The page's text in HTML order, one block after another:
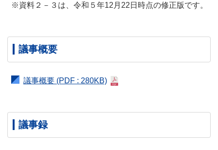
※資料２－３は、令和５年12月22日時点の修正版です。
議事概要
議事概要 (PDF : 280KB)
議事録